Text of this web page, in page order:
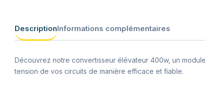
DescriptionInformations complémentaires
Découvrez notre convertisseur élévateur 400w, un
tension de vos circuits de manière efficace et fiable.